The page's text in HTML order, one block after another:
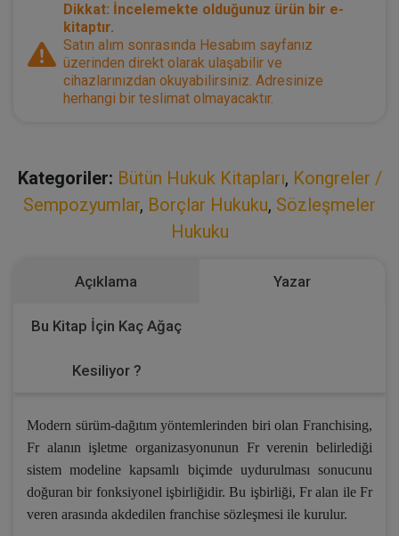
Dikkat: İncelemekte olduğunuz ürün bir e-
kitaptır.
Satın alım sonrasında Hesabım sayfanız
üzerinden direkt olarak ulaşabilir ve
cihazlarınızdan okuyabilirsiniz. Adresinize
herhangi bir teslimat olmayacaktır.
Kategoriler: Bütün Hukuk Kitapları, Kongreler /
Sempozyumlar, Borçlar Hukuku, Sözleşmeler
Hukuku
Açıklama Yazar
Bu Kitap İçin Kaç Ağaç
Kesiliyor ?
Modern sürüm-dağıtım yöntemlerinden biri olan Franchising,
Fr alanın işletme organizasyonunun Fr verenin belirlediği
sistem modeline kapsamlı biçimde uydurulması sonucunu
doğuran bir fonksiyonel işbirliğidir. Bu işbirliği, Fr alan ile Fr
veren arasında akdedilen franchise sözleşmesi ile kurulur.